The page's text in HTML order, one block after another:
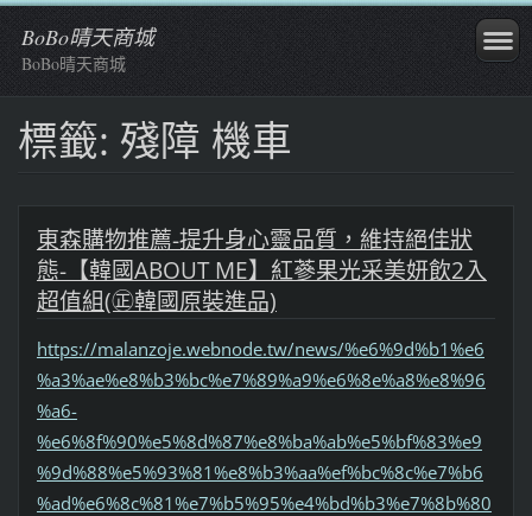
BoBo晴天商城
BoBo晴天商城
標籤: 殘障 機車
東森購物推薦-提升身心靈品質，維持絕佳狀
態-【韓國ABOUT ME】紅蔘果光采美妍飲2入
超值組(㊣韓國原裝進品)
https://malanzoje.webnode.tw/news/%e6%9d%b1%e6
%a3%ae%e8%b3%bc%e7%89%a9%e6%8e%a8%e8%96
%a6-
%e6%8f%90%e5%8d%87%e8%ba%ab%e5%bf%83%e9
%9d%88%e5%93%81%e8%b3%aa%ef%bc%8c%e7%b6
%ad%e6%8c%81%e7%b5%95%e4%bd%b3%e7%8b%80